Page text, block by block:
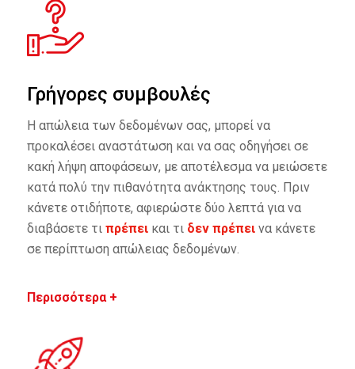
Γρήγορες συμβουλές
Η απώλεια των δεδομένων σας, μπορεί να
προκαλέσει αναστάτωση και να σας οδηγήσει σε
κακή λήψη αποφάσεων, με αποτέλεσμα να μειώσετε
κατά πολύ την πιθανότητα ανάκτησης τους. Πριν
κάνετε οτιδήποτε, αφιερώστε δύο λεπτά για να
διαβάσετε τι πρέπεικαι τι δεν πρέπεινα κάνετε
σε περίπτωση απώλειας δεδομένων.
Περισσότερα +